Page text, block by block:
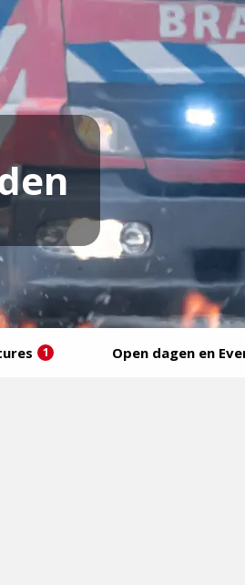
1 Open dagen en